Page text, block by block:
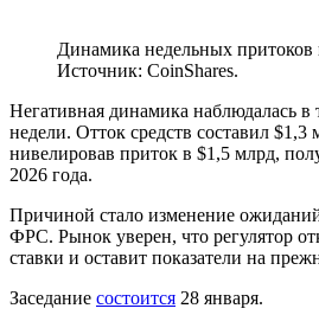
Динамика недельных
Источник: CoinShares.
Негативная динамика наблюдалась в
недели. Отток средств составил $1,3
нивелировав приток в $1,5 млрд,
2026 года.
Причиной стало изменение
ФРС. Рынок уверен, что регулятор
ставки и оставит показатели на
Заседание состоится 28 января.